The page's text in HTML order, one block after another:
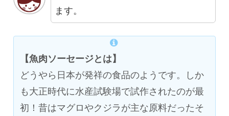
ます。
【魚肉ソーセージとは】
どうやら日本が発祥の食品のようです。しか
も大正時代に水産試験場で試作されたのが最
初！昔はマグロやクジラが主な原料だったそ